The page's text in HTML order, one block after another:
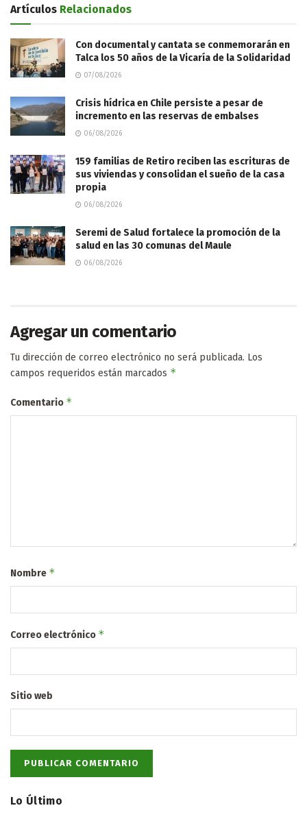
Artículos Relacionados
Con documental y cantata se conmemorarán en
Talca los 50 años de la Vicaría de la Solidaridad
07/08/2026
Crisis hídrica en Chile persiste a pesar de
incremento en las reservas de embalses
06/08/2026
159 familias de Retiro reciben las escrituras de
sus viviendas y consolidan el sueño de la casa
propia
06/08/2026
Seremi de Salud fortalece la promoción de la
salud en las 30 comunas del Maule
06/08/2026
Agregar un comentario
Tu dirección de correo electrónico no será publicada. Los
campos requeridos están marcados *
Comentario *
Nombre *
Correo electrónico *
Sitio web
Lo Último